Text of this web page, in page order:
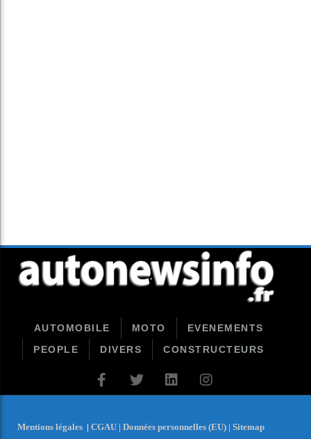
AUTOMOBILE MOTO
EVENEMENTS
PEOPLE
DIVERS CONSTRUCTEURS
Mentions légales | CGAU | Données personnelles (EU) | Sitemap